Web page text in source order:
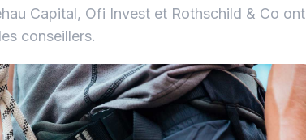
Capital, Ofi Invest et Rothschild & Co ont
conseillers.